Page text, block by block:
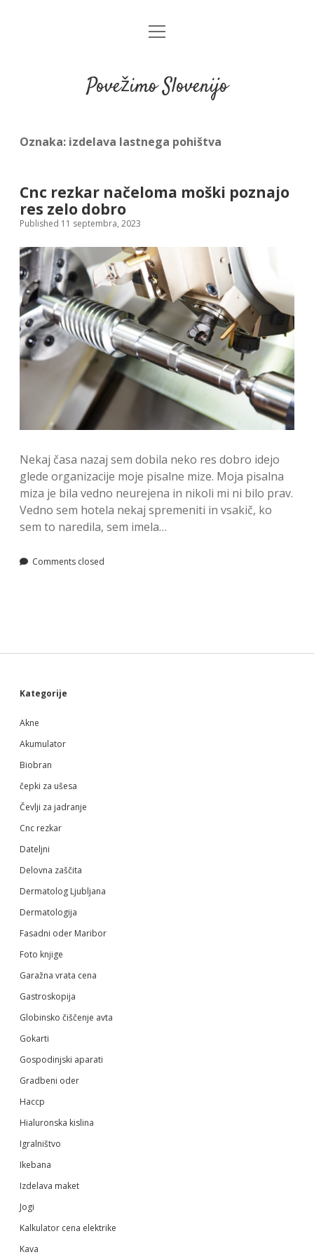
open
Povežimo Slovenijo
Oznaka: izdelava lastnega pohištva
Cnc rezkar načeloma moški poznajo
res zelo dobro
Published 11 septembra, 2023
Nekaj časa nazaj sem dobila neko res dobro idejo
glede organizacije moje pisalne mize. Moja pisalna
miza je bila vedno neurejena in nikoli mi ni bilo prav.
Vedno sem hotela nekaj spremeniti in vsakič, ko
sem to naredila, sem imela…
Comments closed
Sidebar
Kategorije
Akne
Akumulator
Biobran
čepki za ušesa
Čevlji za jadranje
Cnc rezkar
Dateljni
Delovna zaščita
Dermatolog Ljubljana
Dermatologija
Fasadni oder Maribor
Foto knjige
Garažna vrata cena
Gastroskopija
Globinsko čiščenje avta
Gokarti
Gospodinjski aparati
Gradbeni oder
Haccp
Hialuronska kislina
Igralništvo
Ikebana
Izdelava maket
Jogi
Kalkulator cena elektrike
Kava